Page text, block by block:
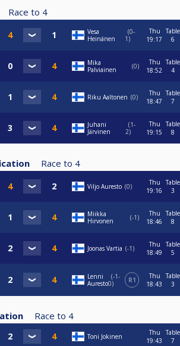
Race to 4
Vesa
Heinänen
0-
1
Thu
19:17
Table
6
Mika
Palviainen
0
Thu
18:52
Table
4
Riku Aaltonen 0
Thu
18:47
Table
7
Juhani
Järvinen
1-
2
Thu
19:15
Table
8
Race to 4
Viljo Auresto 0
Thu
19:16
Table
3
Miikka
Hirvonen
-1
Thu
18:46
Table
8
Joonas Vartia -1
Thu
18:49
Table
5
Lenni
Auresto
-1-
0
R1
Thu
18:43
Table
3
Race to 4
Toni Jokinen
Thu
19:43
Table
7